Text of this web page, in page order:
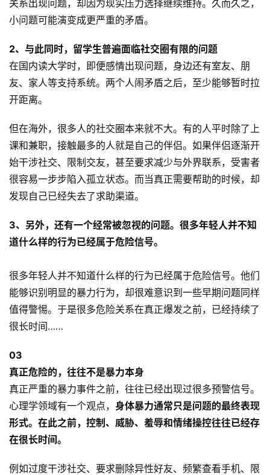
创
专
栏
业
动
态
碎
碎
关系出现问题，却因为现实压力选择继续维持。久而久之，
小问题可能演变成更严重的矛盾。
2、与此同时，留学生普遍面临社交圈有限的问题
在国内读大学时，即便感情出现问题，身边还有室友、朋
友、家人等支持系统。两个人闹矛盾之后，至少能够暂时拉
开距离。
但在海外，很多人的社交圈本来就不大。有的人平时除了上
课和兼职，接触最多的人就是自己的伴侣。如果伴侣逐渐开
始干涉社交、限制交友，甚至要求减少与外界联系，受害者
很容易一步步陷入孤立状态。而当真正需要帮助的时候，却
发现自己已经失去了求助渠道。
3、另外，还有一个经常被忽视的问题。很多年轻人并不知
道什么样的行为已经属于危险信号。
很多年轻人并不知道什么样的行为已经属于危险信号。他们
能够识别明显的暴力行为，却很难意识到一些早期问题同样
值得警惕。于是很多危险关系在真正爆发之前，已经持续了
很长时间……
03
真正危险的，往往不是暴力本身
真正严重的暴力事件之前，往往已经出现过很多预警信号。
心理学领域有一个观点， 身体暴力通常只是问题的最终表现
形式。在此之前，控制、威胁、羞辱和情绪操控往往已经存
在很长时间。
例如过度干涉社交、要求删除异性好友、频繁查看手机、限